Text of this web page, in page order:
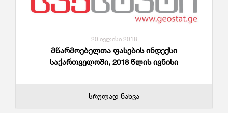
20 ივლისი 2018
მწარმოებელთა ფასების ინდექსი
საქართველოში, 2018 წლის ივნისი
სრულად ნახვა